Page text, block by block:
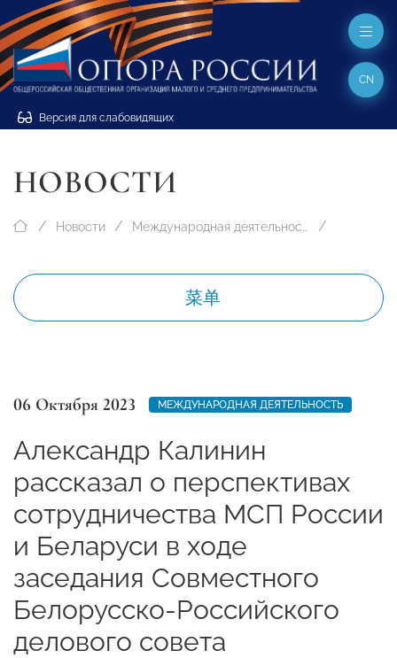
Версия для слабовидящих
CN
НОВОСТИ
Новости Международная деятельность
菜单
06 Октября 2023 МЕЖДУНАРОДНАЯ ДЕЯТЕЛЬНОСТЬ
Александр Калинин
рассказал о перспективах
сотрудничества МСП России
и Беларуси в ходе
заседания Совместного
Белорусско-Российского
делового совета